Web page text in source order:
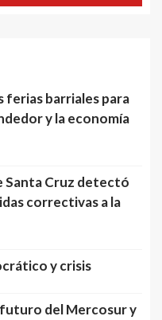
ferias barriales para
y la economía
Santa Cruz detectó
correctivas a la
y crisis
del Mercosur y